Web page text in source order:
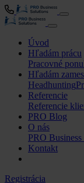
Úvod
Hľadám prácu
Pracovné
Hľadám
Headhunting
Referencie
Referencie
PRO Blog
O nás
PRO
Kontakt
Registrácia